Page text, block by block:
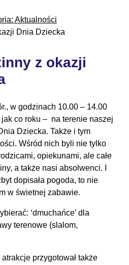
Aktualności
Dnia Dziecka
z okazji
w godzinach 10.00 – 14.00
jak co roku – na terenie naszej
Dziecka. Także i tym
Wśród nich byli nie tylko
opiekunami, ale całe
a także nasi absolwenci. I
dopisała pogoda, to nie
w świetnej zabawie.
‘dmuchańce’ dla
terenowe (slalom,
przygotował także